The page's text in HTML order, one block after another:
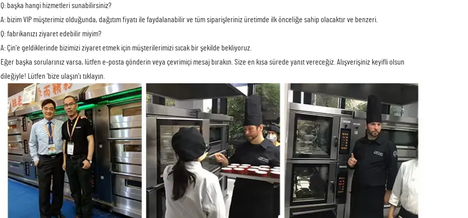
Q: başka hangi hizmetleri sunabilirsiniz?
A: bizim VIP müşterimiz olduğunda, dağıtım fiyatı ile faydalanabilir ve tüm siparişleriniz üretimde ilk önceliğe sahip olacaktır ve benzeri.
Q: fabrikanızı ziyaret edebilir miyim?
A: Çin'e geldiklerinde bizimizi ziyaret etmek için müşterilerimizi sıcak bir şekilde bekliyoruz.
Eğer başka sorularınız varsa, lütfen e-posta gönderin veya çevrimiçi mesaj bırakın. Size en kısa sürede yanıt vereceğiz. Alışverişiniz keyifli olsun
dileğiyle! Lütfen 'bize ulaşın'ı tıklayın.